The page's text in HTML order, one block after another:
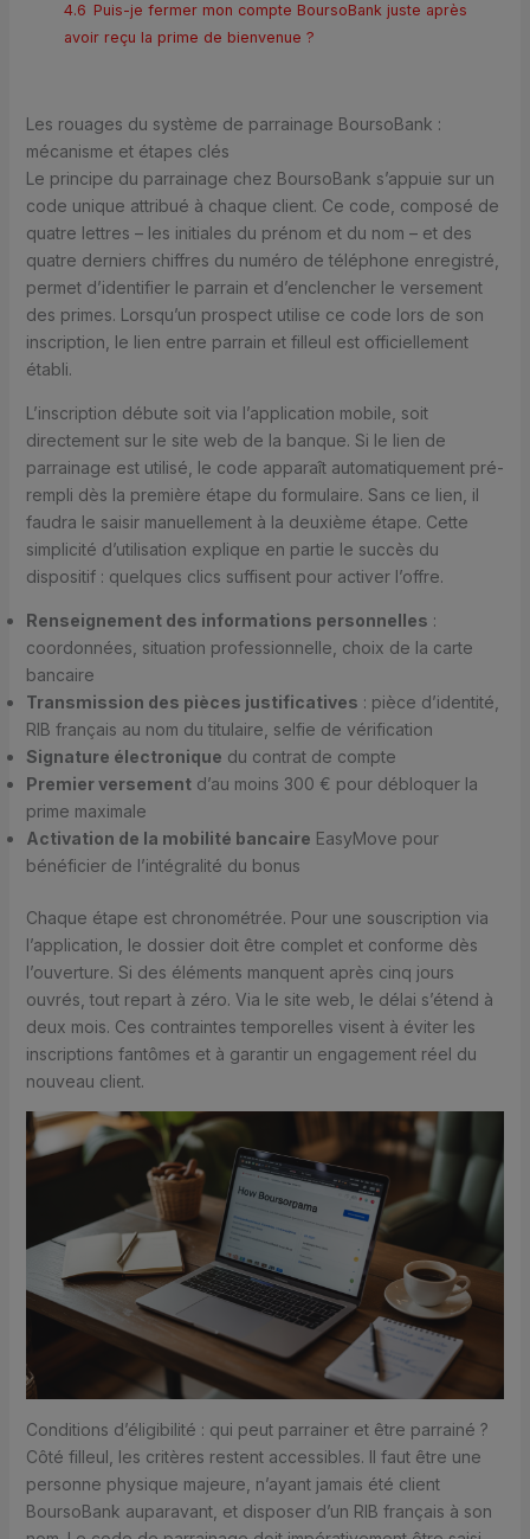
4.6 Puis-je fermer mon compte BoursoBank juste après
avoir reçu la prime de bienvenue ?
Les rouages du système de parrainage BoursoBank :
mécanisme et étapes clés
Le principe du parrainage chez BoursoBank s’appuie sur un
code unique attribué à chaque client. Ce code, composé de
quatre lettres – les initiales du prénom et du nom – et des
quatre derniers chiffres du numéro de téléphone enregistré,
permet d’identifier le parrain et d’enclencher le versement
des primes. Lorsqu’un prospect utilise ce code lors de son
inscription, le lien entre parrain et filleul est officiellement
établi.
L’inscription débute soit via l’application mobile, soit
directement sur le site web de la banque. Si le lien de
parrainage est utilisé, le code apparaît automatiquement pré-
rempli dès la première étape du formulaire. Sans ce lien, il
faudra le saisir manuellement à la deuxième étape. Cette
simplicité d’utilisation explique en partie le succès du
dispositif : quelques clics suffisent pour activer l’offre.
Renseignement des informations personnelles :
coordonnées, situation professionnelle, choix de la carte
bancaire
Transmission des pièces justificatives : pièce d’identité,
RIB français au nom du titulaire, selfie de vérification
Signature électronique du contrat de compte
Premier versementd’au moins 300 € pour débloquer la
prime maximale
Activation de la mobilité bancaire EasyMove pour
bénéficier de l’intégralité du bonus
Chaque étape est chronométrée. Pour une souscription via
l’application, le dossier doit être complet et conforme dès
l’ouverture. Si des éléments manquent après cinq jours
ouvrés, tout repart à zéro. Via le site web, le délai s’étend à
deux mois. Ces contraintes temporelles visent à éviter les
inscriptions fantômes et à garantir un engagement réel du
nouveau client.
Conditions d’éligibilité : qui peut parrainer et être parrainé ?
Côté filleul, les critères restent accessibles. Il faut être une
personne physique majeure, n’ayant jamais été client
BoursoBank auparavant, et disposer d’un RIB français à son